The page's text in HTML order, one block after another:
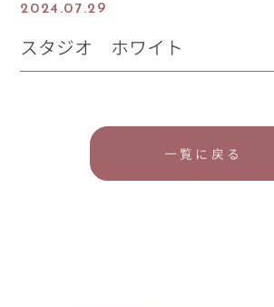
2024.07.29
スタジオ ホワイト
一覧に戻る